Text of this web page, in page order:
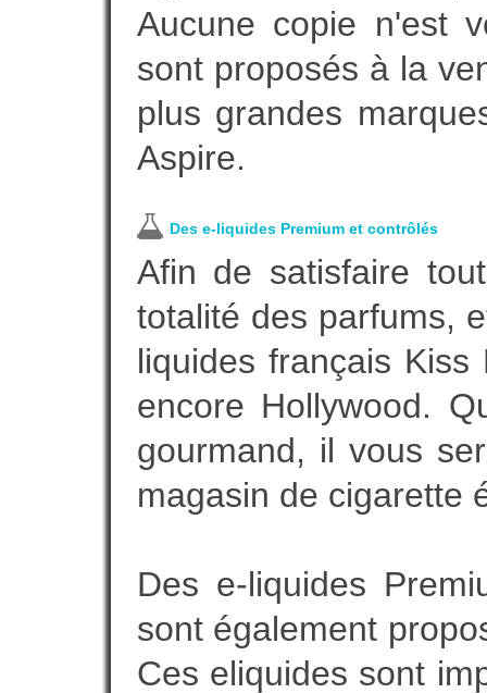
Aucune copie n'est
sont proposés à la
plus grandes
Aspire.
Des e-liquides Premium et contrôlés
Afin de satisfaire
totalité des parfums,
liquides français
encore Hollywood.
gourmand, il vous
magasin de cigarette
Des e-liquides
sont également
Ces eliquides sont